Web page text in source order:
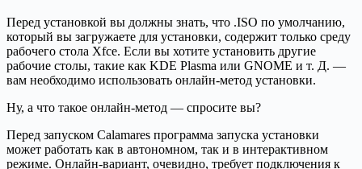
Перед установкой вы должны знать, что .ISO по умолчанию,
который вы загружаете для установки, содержит только среду
рабочего стола Xfce. Если вы хотите установить другие
рабочие столы, такие как KDE Plasma или GNOME и т. Д. —
вам необходимо использовать онлайн-метод установки.
Ну, а что такое онлайн-метод — спросите вы?
Перед запуском Calamares программа запуска установки
может работать как в автономном, так и в интерактивном
режиме. Онлайн-вариант, очевидно, требует подключения к